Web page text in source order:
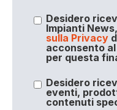
Desidero
Impianti
sulla Privacy
acconsento
per questa
Desidero
eventi,
contenuti